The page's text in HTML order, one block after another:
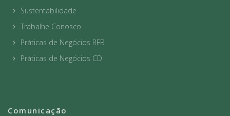
Sustentabilidade
Trabalhe Conosco
Práticas de Negócios RFB
Práticas de Negócios CD
Comunicação